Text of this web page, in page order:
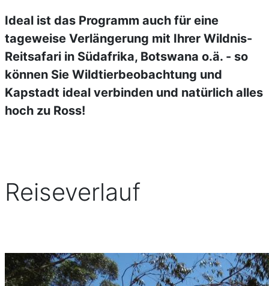
Ideal ist das Programm auch für eine
tageweise Verlängerung mit Ihrer Wildnis-
Reitsafari in Südafrika, Botswana o.ä. - so
können Sie Wildtierbeobachtung und
Kapstadt ideal verbinden und natürlich alles
hoch zu Ross!
Reiseverlauf